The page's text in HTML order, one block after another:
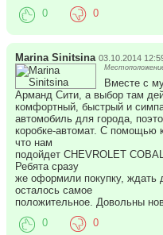
0 0
Marina Sinitsina 03.10.2014
Вместе с
Арманд Сити, а выбор там
комфортный, быстрый и
автомобиль для города,
коробке-автомат. С помощью
что нам
подойдет CHEVROLET
Ребята сразу
же оформили покупку, ждать
осталось самое
положительное. Довольны
0 0